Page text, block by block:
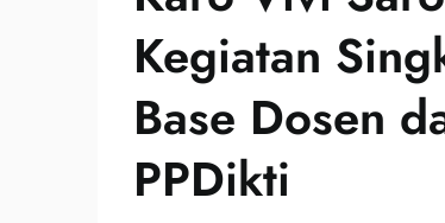
Kegiatan
Base Dosen
PPDikti